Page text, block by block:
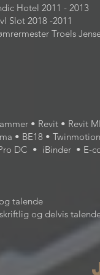
Hotel 2011 - 2013
Slot 2018 -2011
Troels
• Revit • Revit
• BE18 •
DC • iBinder • E-
talende
og delvis